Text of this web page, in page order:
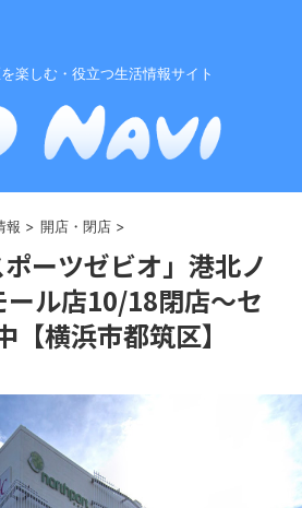
楽しむ・役立つ生活情報サイト
報 > 開店・閉店 >
ポーツゼビオ」港北ノ
ール店10/18閉店〜セ
【横浜市都筑区】